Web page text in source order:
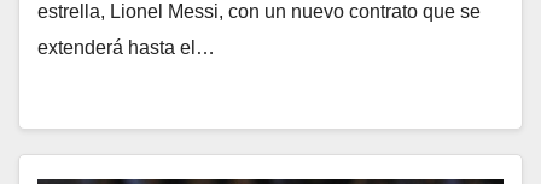
estrella, Lionel Messi, con un nuevo contrato que se
extenderá hasta el…